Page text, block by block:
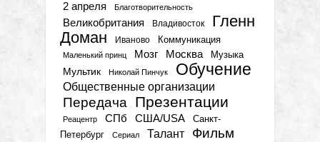
2 апреля Благотворительность
Великобритания Владивосток
Гленн
Доман
Иваново Коммуникация
Маленький принц Мозг Москва Музыка
Мультик Николай Пинчук Обучение
Общественные организации
Передача Презентации
Реацентр СПб США/USA
Санкт-
Петербург
Сериал Талант Фильм